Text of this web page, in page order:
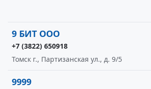
9 БИТ ООО
+7 (3822) 650918
Томск г., Партизанская ул., д. 9/5
9999